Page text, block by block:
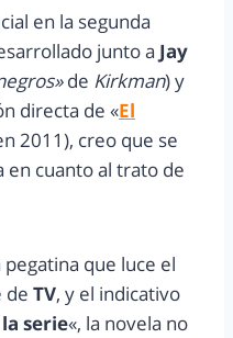
en la segunda
junto a Jay
de Kirkman) y
directa de «El
2011), creo que se
en cuanto al trato de
que luce el
de TV, y el indicativo
serie«, la novela no